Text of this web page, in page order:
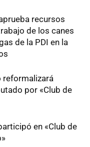
recursos
de los canes
de la PDI en la
reformalizará
por «Club de
en «Club de